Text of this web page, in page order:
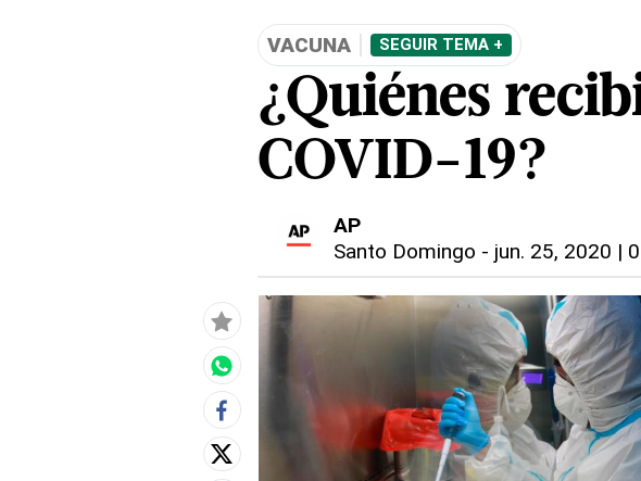
VACUNA SEGUIR TEMA +
¿Quiénes
COVID-19?
AP
Santo Domingo - jun. 25, 2020 |